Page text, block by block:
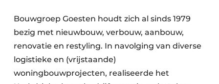
Bouwgroep Goesten houdt zich al sinds 1979
bezig met nieuwbouw, verbouw, aanbouw,
renovatie en restyling. In navolging van diverse
logistieke en (vrijstaande)
woningbouwprojecten, realiseerde het